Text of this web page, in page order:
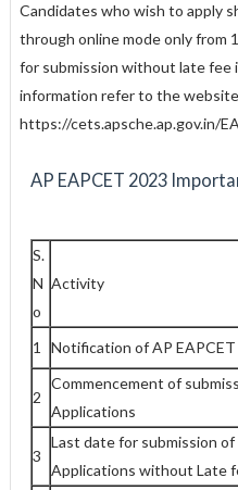
Candidates who wish to apply
through online mode only from
for submission without late fee
information refer to the website
https://cets.apsche.ap.gov.in/
AP EAPCET 2023
S.
N
o
Activity
1 Notification of AP EAPCET
2
Commencement of
Applications
3
Last date for submission
Applications without Late